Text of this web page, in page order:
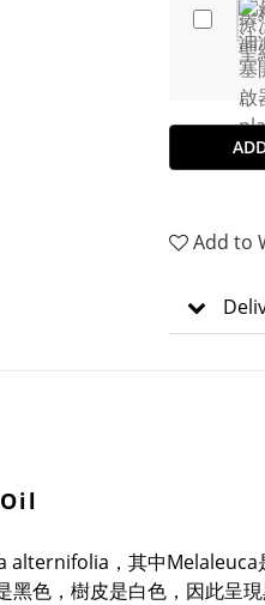
Add to
alternifolia，其中
色，樹皮是白色，因此呈